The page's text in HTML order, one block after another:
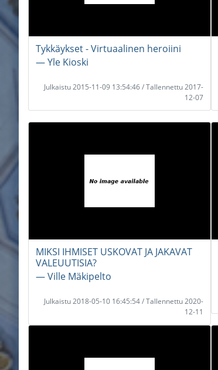
Tykkäykset - Virtuaalinen heroiini
― Yle Kioski
Julkaistu 2015-11-09 13:54:46 / Tallennettu 2017-
12-07
MIKSI IHMISET USKOVAT JA JAKAVAT
VALEUUTISIA?
― Ville Mäkipelto
Julkaistu 2018-05-10 16:45:54 / Tallennettu 2020-
12-11